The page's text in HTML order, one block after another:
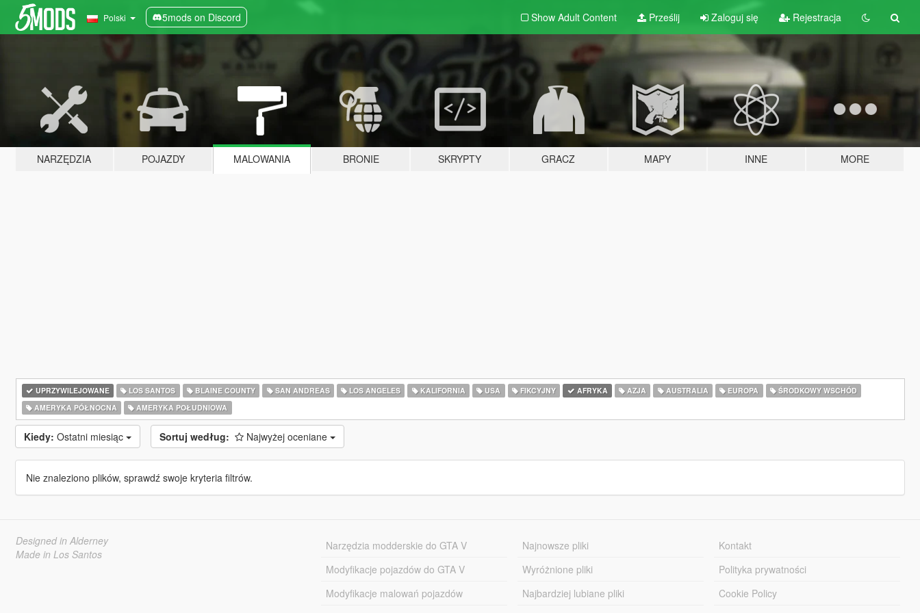
Polski 5mods on Discord Show Adult Content Prześlij Zaloguj się Rejestracja
NARZĘDZIA POJAZDY MALOWANIA BRONIE SKRYPTY GRACZ MAPY INNE MORE
UPRZYWILEJOWANE LOS SANTOS BLAINE COUNTY SAN ANDREAS LOS ANGELES KALIFORNIA USA FIKCYJNY AFRYKA AZJA AUSTRALIA EUROPA
ŚRODKOWY WSCHÓD
AMERYKA PÓŁNOCNA
AMERYKA POŁUDNIOWA
Kiedy: Ostatni miesiąc Sortuj według: Najwyżej oceniane
Nie znaleziono plików, sprawdź swoje kryteria filtrów.
Designed in Alderney
Made in Los Santos
Narzędzia modderskie do GTA V
Modyfikacje pojazdów do GTA V
Modyfikacje malowań pojazdów
Najnowsze pliki
Wyróżnione pliki
Najbardziej lubiane pliki
Kontakt
Polityka prywatności
Cookie Policy